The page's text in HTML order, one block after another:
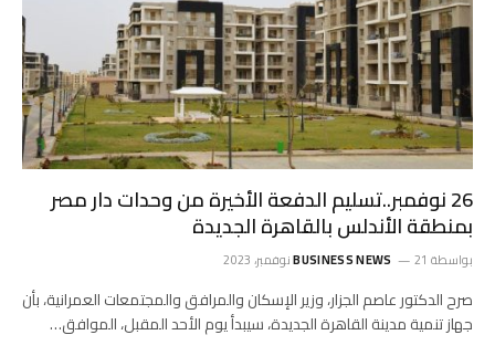
26 نوفمبر..تسليم الدفعة الأخيرة من وحدات دار مصر
بمنطقة الأندلس بالقاهرة الجديدة
بواسطة BUSINESS NEWS 21 نوفمبر، 2023
صرح الدكتور عاصم الجزار، وزير الإسكان والمرافق والمجتمعات العمرانية، بأن
جهاز تنمية مدينة القاهرة الجديدة، سيبدأ يوم الأحد المقبل، الموافق…